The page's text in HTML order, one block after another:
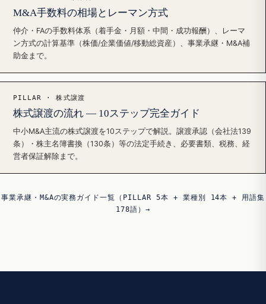
M&A手数料の相場とレーマン方式
仲介・FAの手数料体系（着手金・月額・中間・成功報酬）、レーマ
ン方式の計算基準（株価/企業価値/移動総資産）、事業承継・M&A補
助金まで。
PILLAR · 株式譲渡
株式譲渡の流れ — 10ステップ完全ガイド
中小M&A主流の株式譲渡を10ステップで解説。譲渡承認（会社法139
条）・株主名簿書換（130条）等の法定手続き、必要書類、税務、経
営者保証解除まで。
事業承継・M&Aの実務ガイド一覧（PILLAR 5本 + 業種別 14本 + 用語集
178語）→